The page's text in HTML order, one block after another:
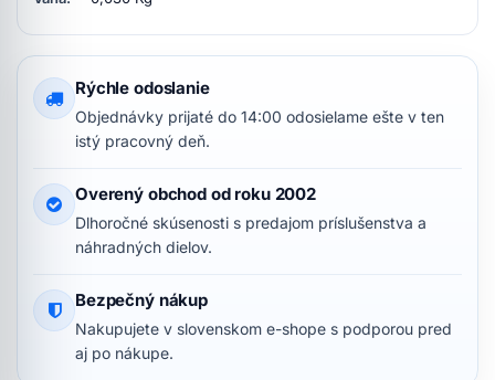
Rýchle odoslanie
Objednávky prijaté do 14:00 odosielame ešte v ten
istý pracovný deň.
Overený obchod od roku 2002
Dlhoročné skúsenosti s predajom príslušenstva a
náhradných dielov.
Bezpečný nákup
Nakupujete v slovenskom e-shope s podporou pred
aj po nákupe.